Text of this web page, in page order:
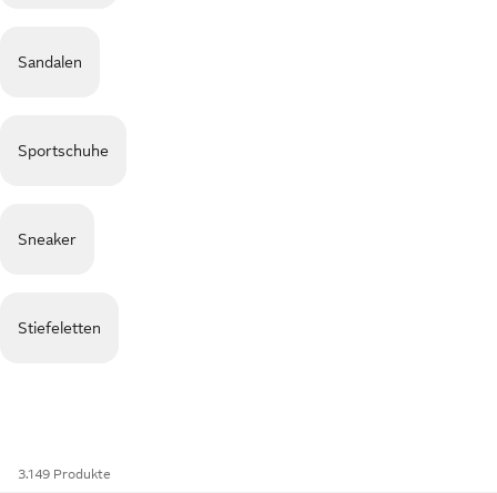
Sandalen
Sportschuhe
Sneaker
Stiefeletten
3.149 Produkte